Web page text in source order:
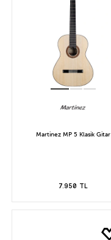
Martinez MP 5 Klasik Gitar
7.950 TL